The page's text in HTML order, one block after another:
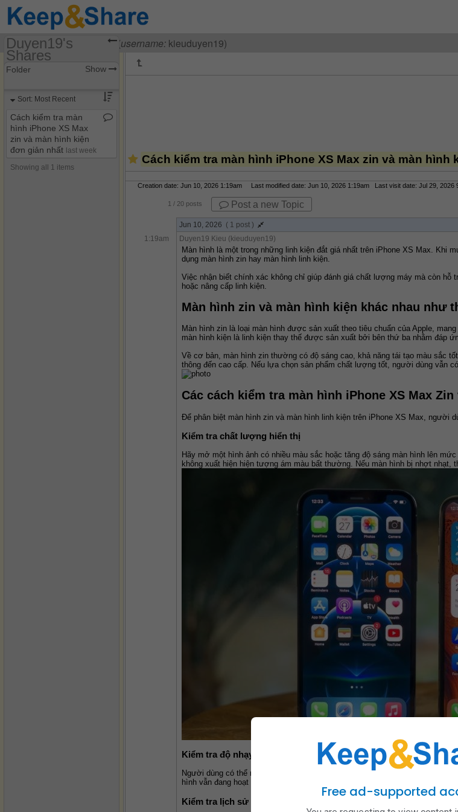
Visiting Duyen19 Kieu (username: kieuduyen19)
Cách kiểm tra màn hình iPhone XS Max zin và màn hình
Creation date: Jun 10, 2026 1:19am Last modified date: Jun 10, 2026 1:19am Last visit date: Jul 29, 2026
1 / 20 posts Post a new Topic
Jun 10, 2026 ( 1 post )
1:19am
Duyen19 Kieu (kieuduyen19)
Màn hình là một trong những linh kiện đắt giá nhất trên iPhone XS Max.
dụng màn hình zin hay màn hình linh kiện.
Việc nhận biết chính xác không chỉ giúp đánh giá chất lượng máy mà còn hỗ
hoặc nâng cấp linh kiện.
Màn hình zin và màn hình kiện khác nhau như
Màn hình zin là loại màn hình được sản xuất theo tiêu chuẩn của Apple,
màn hình kiện là linh kiện thay thế được sản xuất bởi bên thứ ba nhằm đáp
Về cơ bản, màn hình zin thường có độ sáng cao, khả năng tái tạo màu sắc
thông đến cao cấp. Nếu lựa chọn sản phẩm chất lượng tốt, người dùng vẫn
Các cách kiểm tra màn hình iPhone XS Max
Để phân biệt màn hình zin và màn hình linh kiện trên iPhone XS Max, người
Kiểm tra chất lượng hiển thị
Hãy mở một hình ảnh có nhiều màu sắc hoặc tăng độ sáng màn hình lên
không xuất hiện hiện tượng ám màu bất thường. Nếu màn hình bị nhợt nhạt,
Kiểm tra độ nhạy cảm ứng
Người dùng có thể mở ứng dụng Ghi chú và vẽ các đường liên tục trên toàn
hình vẫn đang hoạt động tốt. Đây là một trong những cách đơn giản nhất để
Kiểm tra lịch sử sửa chữa và bảo hành
Duyen19's
Shares
(kieuduyen19)
Discussions
Folder Show
Sort: Most Recent
Cách kiểm tra màn
hình iPhone XS Max
zin và màn hình kiện
đơn giản nhất last week
Showing all 1 items
Free ad-supported